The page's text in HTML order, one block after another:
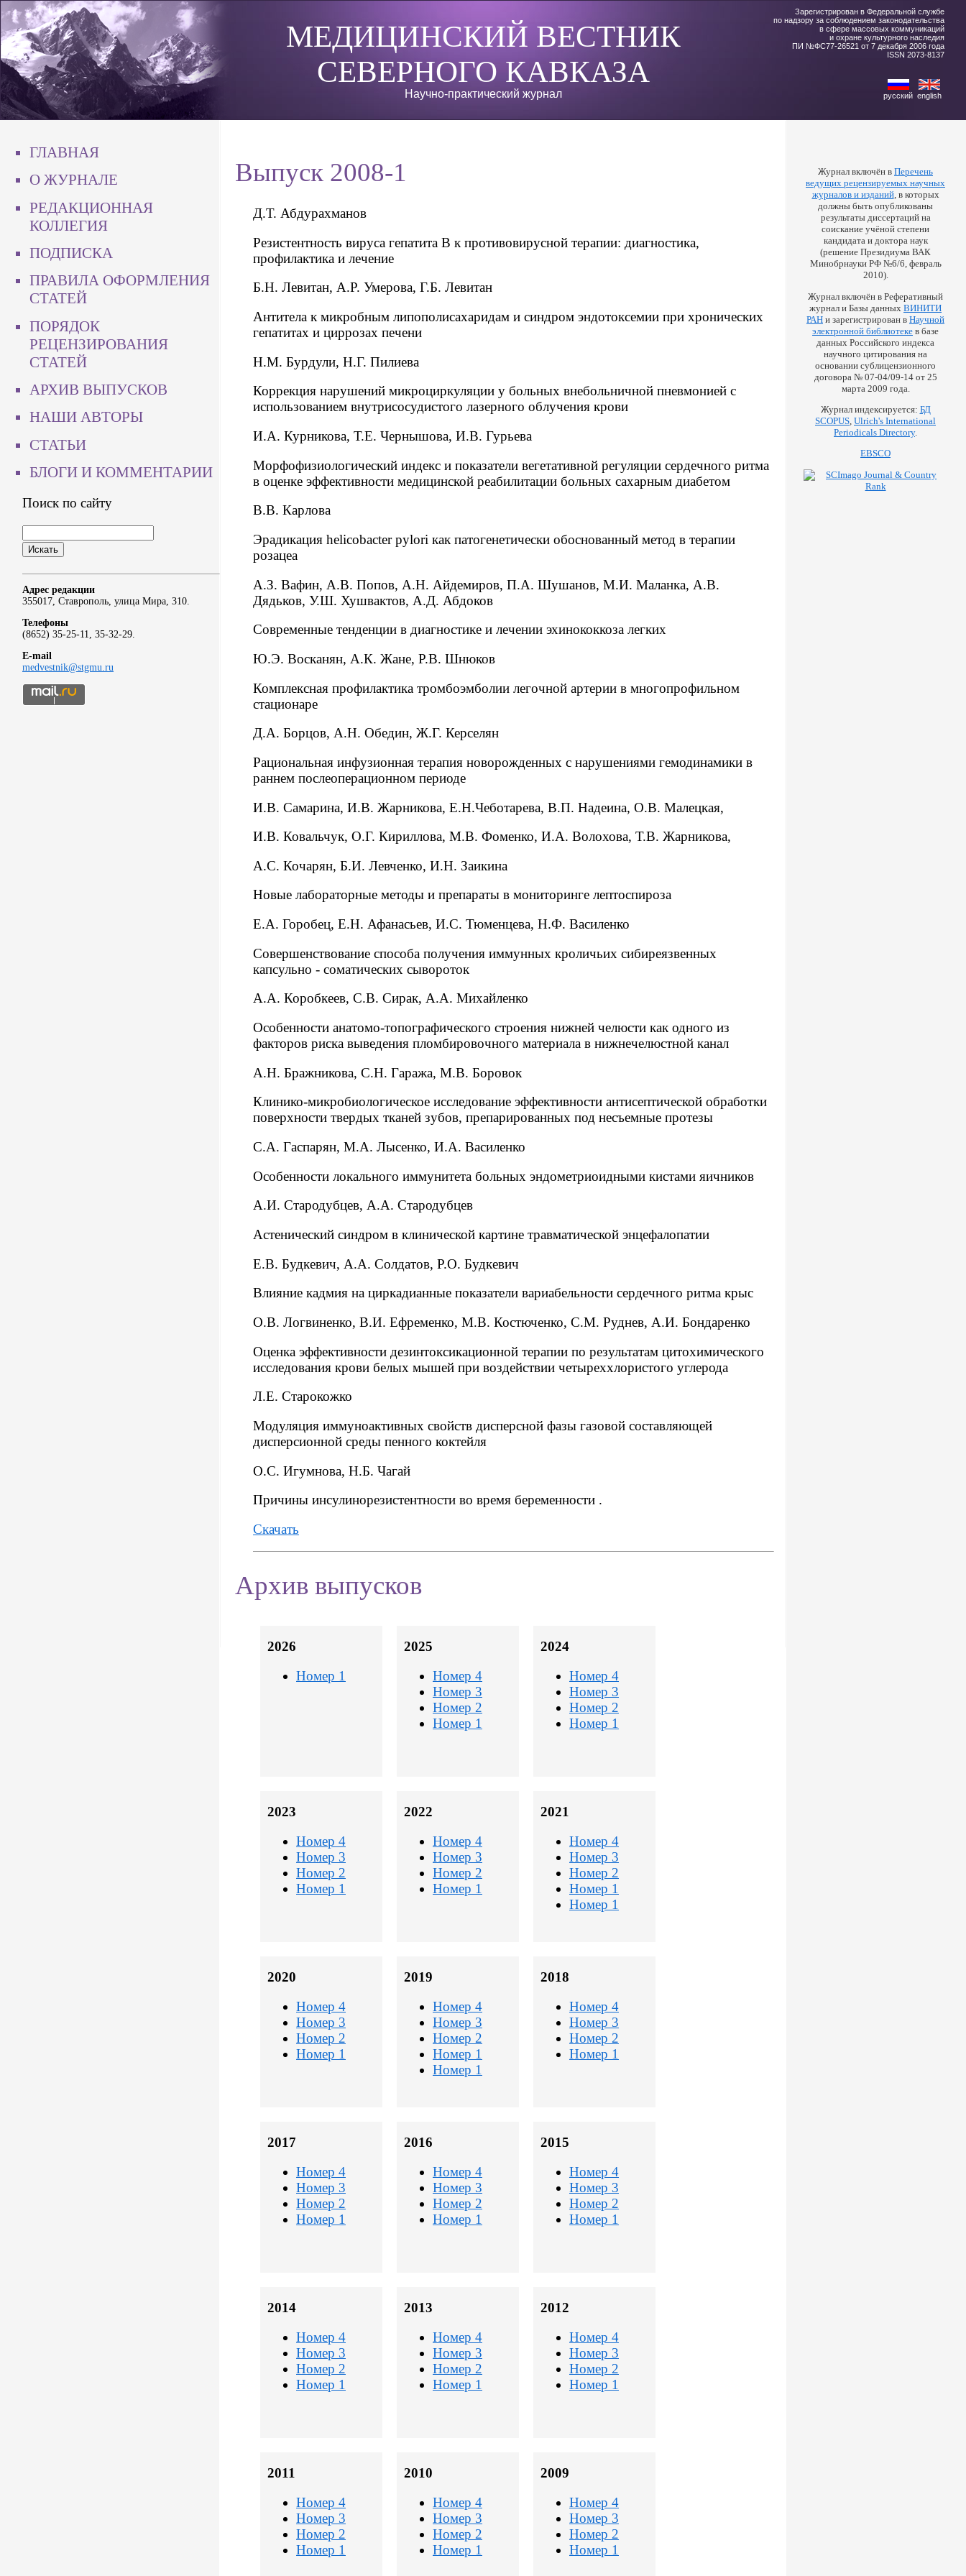
МЕДИЦИНСКИЙ ВЕСТНИК
СЕВЕРНОГО КАВКАЗА
Научно-практический журнал
Зарегистрирован в Федеральной службе
по надзору за соблюдением законодательства
в сфере массовых коммуникаций
и охране культурного наследия
ПИ №ФС77-26521 от 7 декабря 2006 года
ISSN 2073-8137
русский english
ГЛАВНАЯ
О ЖУРНАЛЕ
РЕДАКЦИОННАЯ
КОЛЛЕГИЯ
ПОДПИСКА
ПРАВИЛА ОФОРМЛЕНИЯ
СТАТЕЙ
ПОРЯДОК
РЕЦЕНЗИРОВАНИЯ
СТАТЕЙ
АРХИВ ВЫПУСКОВ
НАШИ АВТОРЫ
СТАТЬИ
БЛОГИ И КОММЕНТАРИИ
Поиск по сайту
Адрес редакции
355017, Ставрополь, улица Мира, 310.
Телефоны
(8652) 35-25-11, 35-32-29.
E-mail
medvestnik@stgmu.ru
Журнал включён в Перечень
ведущих рецензируемых научных
журналов и изданий, в которых
должны быть опубликованы
результаты диссертаций на
соискание учёной степени
кандидата и доктора наук
(решение Президиума ВАК
Минобрнауки РФ №6/6, февраль
2010).
Журнал включён в Реферативный
журнал и Базы данных ВИНИТИ
РАН и зарегистрирован в Научной
электронной библиотеке в базе
данных Российского индекса
научного цитирования на
основании сублицензионного
договора № 07-04/09-14 от 25
марта 2009 года.
Журнал индексируется: БД
SCOPUS Ulrich's International
Periodicals Directory.
EBSCO
Выпуск 2008-1
Д.Т. Абдурахманов
Резистентность вируса гепатита В к противовирусной терапии: диагностика,
профилактика и лечение
Б.Н. Левитан, А.Р. Умерова, Г.Б. Левитан
Антитела к микробным липополисахаридам и синдром эндотоксемии при хронических
гепатитах и циррозах печени
Н.М. Бурдули, Н.Г. Пилиева
Коррекция нарушений микроциркуляции у больных внебольничной пневмонией с
использованием внутрисосудистого лазерного облучения крови
И.А. Курникова, Т.Е. Чернышова, И.В. Гурьева
Морфофизиологический индекс и показатели вегетативной регуляции сердечного ритма
в оценке эффективности медицинской реабилитации больных сахарным диабетом
В.В. Карлова
Эрадикация helicobacter pylori как патогенетически обоснованный метод в терапии
розацеа
А.З. Вафин, А.В. Попов, А.Н. Айдемиров, П.А. Шушанов, М.И. Маланка, А.В.
Дядьков, У.Ш. Хушвактов, А.Д. Абдоков
Современные тенденции в диагностике и лечении эхинококкоза легких
Ю.Э. Восканян, А.К. Жане, Р.В. Шнюков
Комплексная профилактика тромбоэмболии легочной артерии в многопрофильном
стационаре
Д.А. Борцов, А.Н. Обедин, Ж.Г. Керселян
Рациональная инфузионная терапия новорожденных с нарушениями гемодинамики в
раннем послеоперационном периоде
И.В. Самарина, И.В. Жарникова, Е.Н.Чеботарева, В.П. Надеина, О.В. Малецкая,
И.В. Ковальчук, О.Г. Кириллова, М.В. Фоменко, И.А. Волохова, Т.В. Жарникова,
А.С. Кочарян, Б.И. Левченко, И.Н. Заикина
Новые лабораторные методы и препараты в мониторинге лептоспироза
Е.А. Горобец, Е.Н. Афанасьев, И.С. Тюменцева, Н.Ф. Василенко
Совершенствование способа получения иммунных кроличьих сибиреязвенных
капсульно - соматических сывороток
А.А. Коробкеев, С.В. Сирак, А.А. Михайленко
Особенности анатомо-топографического строения нижней челюсти как одного из
факторов риска выведения пломбировочного материала в нижнечелюстной канал
А.Н. Бражникова, С.Н. Гаража, М.В. Боровок
Клинико-микробиологическое исследование эффективности антисептической обработки
поверхности твердых тканей зубов, препарированных под несъемные протезы
С.А. Гаспарян, М.А. Лысенко, И.А. Василенко
Особенности локального иммунитета больных эндометриоидными кистами яичников
А.И. Стародубцев, А.А. Стародубцев
Астенический синдром в клинической картине травматической энцефалопатии
Е.В. Будкевич, А.А. Солдатов, Р.О. Будкевич
Влияние кадмия на циркадианные показатели вариабельности сердечного ритма крыс
О.В. Логвиненко, В.И. Ефременко, М.В. Костюченко, С.М. Руднев, А.И. Бондаренко
Оценка эффективности дезинтоксикационной терапии по результатам цитохимического
исследования крови белых мышей при воздействии четыреххлористого углерода
Л.Е. Старокожко
Модуляция иммуноактивных свойств дисперсной фазы газовой составляющей
дисперсионной среды пенного коктейля
О.С. Игумнова, Н.Б. Чагай
Причины инсулинорезистентности во время беременности .
Скачать
Архив выпусков
2026
Номер 1
2025
Номер 4
Номер 3
Номер 2
Номер 1
2024
Номер 4
Номер 3
Номер 2
Номер 1
2023
Номер 4
Номер 3
Номер 2
Номер 1
2022
Номер 4
Номер 3
Номер 2
Номер 1
2021
Номер 4
Номер 3
Номер 2
Номер 1
Номер 1
2020
Номер 4
Номер 3
Номер 2
Номер 1
2019
Номер 4
Номер 3
Номер 2
Номер 1
Номер 1
2018
Номер 4
Номер 3
Номер 2
Номер 1
2017
Номер 4
Номер 3
Номер 2
Номер 1
2016
Номер 4
Номер 3
Номер 2
Номер 1
2015
Номер 4
Номер 3
Номер 2
Номер 1
2014
Номер 4
Номер 3
Номер 2
Номер 1
2013
Номер 4
Номер 3
Номер 2
Номер 1
2012
Номер 4
Номер 3
Номер 2
Номер 1
2011
Номер 4
Номер 3
Номер 2
Номер 1
2010
Номер 4
Номер 3
Номер 2
Номер 1
2009
Номер 4
Номер 3
Номер 2
Номер 1